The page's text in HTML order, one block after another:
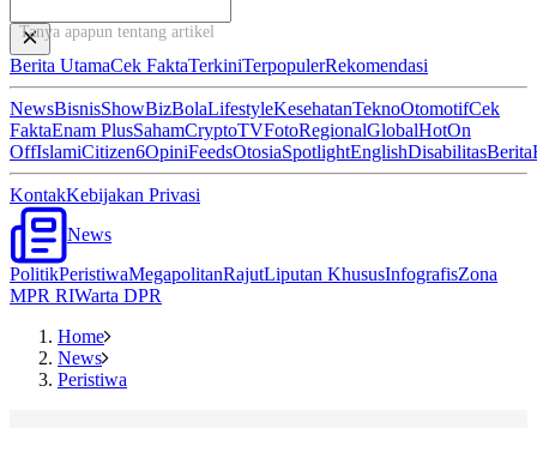
Tanya apapun tentang artikel ini...
Berita UtamaCek FaktaTerkiniTerpopulerRekomendasi
NewsBisnisShowBizBolaLifestyleKesehatanTeknoOtomotifCek
FaktaEnam PlusSahamCryptoTVFotoRegionalGlobalHotOn
OffIslamiCitizen6OpiniFeedsOtosiaSpotlightEnglishDisabilitasBerita
KontakKebijakan Privasi
News
PolitikPeristiwaMegapolitanRajutLiputan KhususInfografisZona
MPR RIWarta DPR
Home
News
Peristiwa